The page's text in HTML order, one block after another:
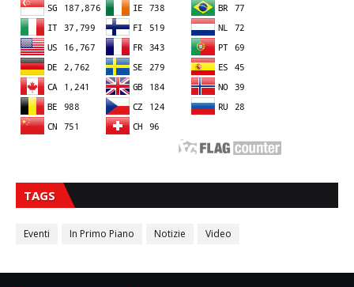
TAGS
Eventi In Primo Piano Notizie Video